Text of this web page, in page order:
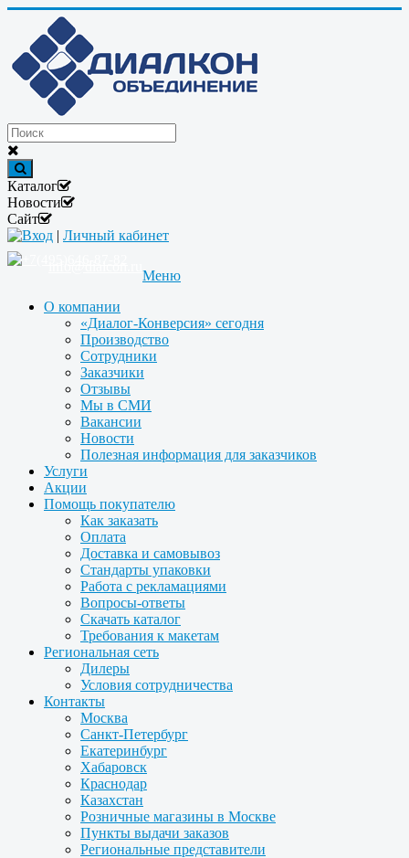
Каталог
Новости
Сайт
Вход | Личный кабинет
Меню
О компании
«Диалог-Конверсия» сегодня
Производство
Сотрудники
Заказчики
Отзывы
Мы в СМИ
Вакансии
Новости
Полезная информация для заказчиков
Услуги
Акции
Помощь покупателю
Как заказать
Оплата
Доставка и самовывоз
Стандарты упаковки
Работа с рекламациями
Вопросы-ответы
Скачать каталог
Требования к макетам
Региональная сеть
Дилеры
Условия сотрудничества
Контакты
Москва
Санкт-Петербург
Екатеринбург
Хабаровск
Краснодар
Казахстан
Розничные магазины в Москве
Пункты выдачи заказов
Региональные представители